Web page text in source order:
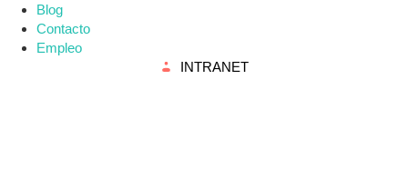
Blog
Contacto
Empleo
INTRANET